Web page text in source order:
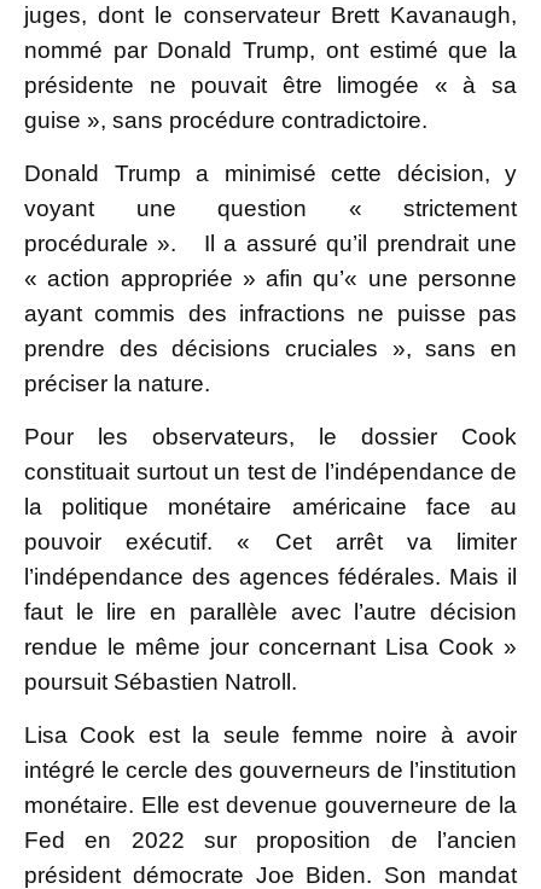
juges, dont le conservateur Brett Kavanaugh,
nommé par Donald Trump, ont estimé que la
présidente ne pouvait être limogée « à sa
guise », sans procédure contradictoire.
Donald Trump a minimisé cette décision, y
voyant une question « strictement
procédurale ». Il a assuré qu’il prendrait une
« action appropriée » afin qu’« une personne
ayant commis des infractions ne puisse pas
prendre des décisions cruciales », sans en
préciser la nature.
Pour les observateurs, le dossier Cook
constituait surtout un test de l’indépendance de
la politique monétaire américaine face au
pouvoir exécutif. « Cet arrêt va limiter
l’indépendance des agences fédérales. Mais il
faut le lire en parallèle avec l’autre décision
rendue le même jour concernant Lisa Cook »
poursuit Sébastien Natroll.
Lisa Cook est la seule femme noire à avoir
intégré le cercle des gouverneurs de l’institution
monétaire. Elle est devenue gouverneure de la
Fed en 2022 sur proposition de l’ancien
président démocrate Joe Biden. Son mandat